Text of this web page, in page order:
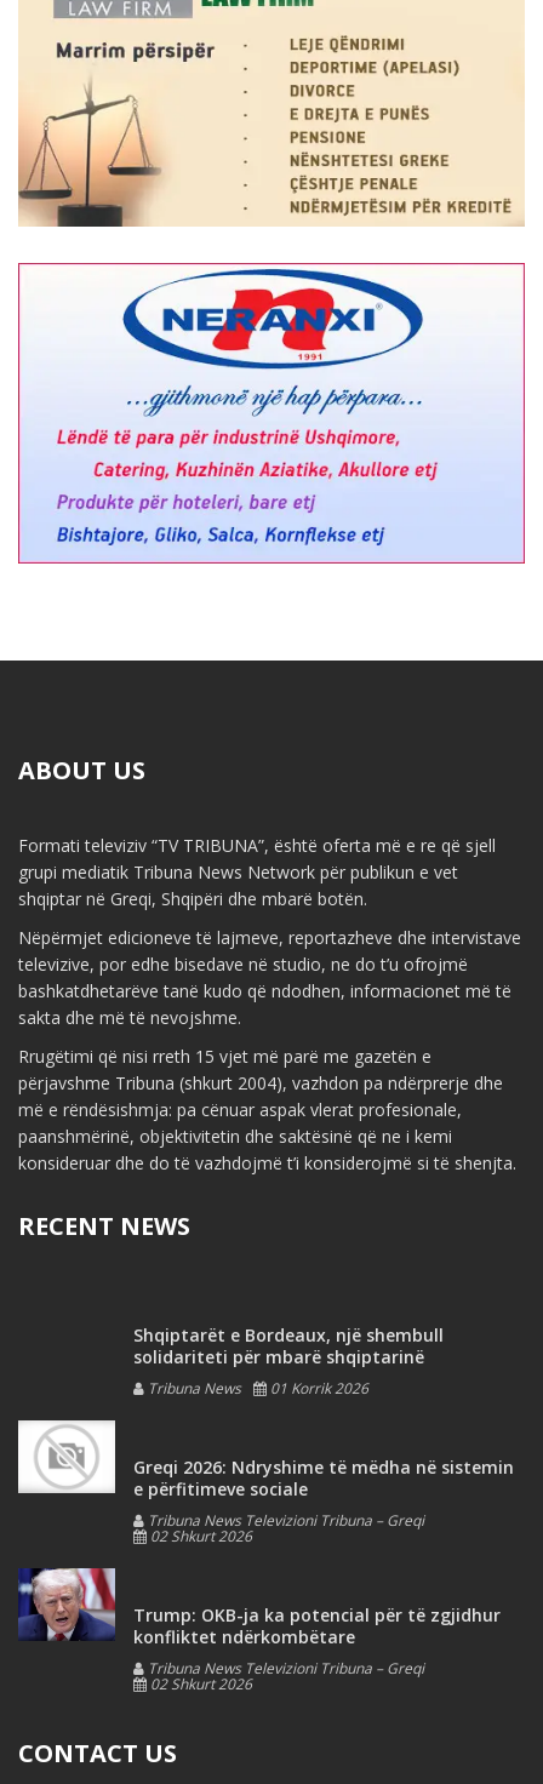
ABOUT US
Formati televiziv “TV TRIBUNA”, është oferta më e re që sjell
grupi mediatik Tribuna News Network për publikun e vet
shqiptar në Greqi, Shqipëri dhe mbarë botën.
Nëpërmjet edicioneve të lajmeve, reportazheve dhe intervistave
televizive, por edhe bisedave në studio, ne do t’u ofrojmë
bashkatdhetarëve tanë kudo që ndodhen, informacionet më të
sakta dhe më të nevojshme.
Rrugëtimi që nisi rreth 15 vjet më parë me gazetën e
përjavshme Tribuna (shkurt 2004), vazhdon pa ndërprerje dhe
më e rëndësishmja: pa cënuar aspak vlerat profesionale,
paanshmërinë, objektivitetin dhe saktësinë që ne i kemi
konsideruar dhe do të vazhdojmë t’i konsiderojmë si të shenjta.
RECENT NEWS
Shqiptarët e Bordeaux, një shembull
solidariteti për mbarë shqiptarinë
Tribuna News 01 Korrik 2026
Greqi 2026: Ndryshime të mëdha në sistemin
e përfitimeve sociale
Tribuna News Televizioni Tribuna – Greqi
02 Shkurt 2026
Trump: OKB-ja ka potencial për të zgjidhur
konfliktet ndërkombëtare
Tribuna News Televizioni Tribuna – Greqi
02 Shkurt 2026
CONTACT US